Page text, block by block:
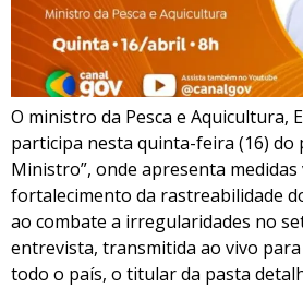
O ministro da Pesca e Aquicultura,
participa nesta quinta-feira (16) do
Ministro”, onde apresenta medidas
fortalecimento da rastreabilidade
ao combate a irregularidades no
entrevista, transmitida ao vivo
todo o país, o titular da pasta